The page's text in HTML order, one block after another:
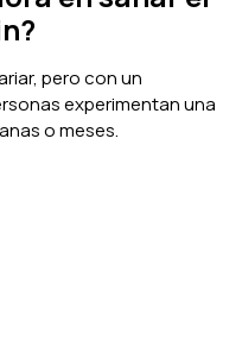
pero con un
experimentan una
o meses.